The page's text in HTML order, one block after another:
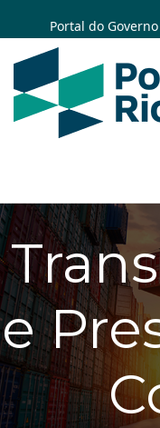
to
main
content
Portal do
e